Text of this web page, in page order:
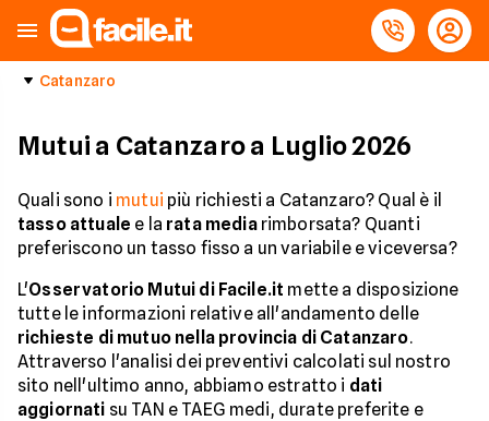
Catanzaro
Mutui a Catanzaro a Luglio 2026
Quali sono i mutui più richiesti a Catanzaro? Qual è il
tasso attuale e la rata mediarimborsata? Quanti
preferiscono un tasso fisso a un variabile e viceversa?
L'Osservatorio Mutui di Facile.it mette a disposizione
tutte le informazioni relative all'andamento delle
richieste di mutuo nella provincia di Catanzaro.
Attraverso l'analisi dei preventivi calcolati sul nostro
sito nell'ultimo anno, abbiamo estratto i dati
aggiornati su TAN e TAEG medi, durate preferite e